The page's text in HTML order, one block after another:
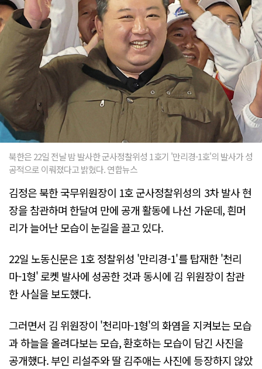
북한은 22일 전날 밤 발사한 군사정찰위성 1호기 '만리경-1호'의 발사가 성
공적으로 이뤄졌다고 밝혔다. 연합뉴스
김정은 북한 국무위원장이 1호 군사정찰위성의 3차 발사 현
장을 참관하며 한달여 만에 공개 활동에 나선 가운데, 흰머
리가 늘어난 모습이 눈길을 끌고 있다.
22일 노동신문은 1호 정찰위성 '만리경-1'를 탑재한 '천리
마-1형' 로켓 발사에 성공한 것과 동시에 김 위원장이 참관
한 사실을 보도했다.
그러면서 김 위원장이 '천리마-1형'의 화염을 지켜보는 모습
과 하늘을 올려다보는 모습, 환호하는 모습이 담긴 사진을
공개했다. 부인 리설주와 딸 김주애는 사진에 등장하지 않았